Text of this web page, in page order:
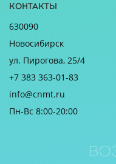
Контакты
630090
Новосибирск
ул. Пирогова, 25/4
+7 383 363-01-83
info@cnmt.ru
Пн-Вс 8:00-20:00